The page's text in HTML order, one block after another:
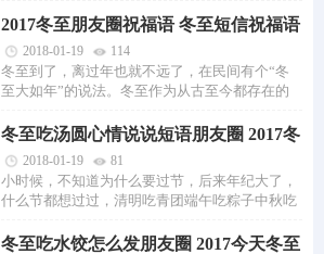
2017冬至朋友圈祝福语 冬至短信祝福语
怎么发
2018-01-19 114
冬至到了，离过年也就不远了，在民间有个“冬
至大如年”的说法。冬至作为从古至今都存在的
冬至吃汤圆心情说说短语朋友圈 2017冬
至吃汤圆的个性说说朋友圈
2018-01-19 81
小时候，不知道为什么要过节，后来年纪大了，
什么节都想过过，清明吃青团端午吃粽子中秋吃
冬至吃水饺怎么发朋友圈 2017今天冬至